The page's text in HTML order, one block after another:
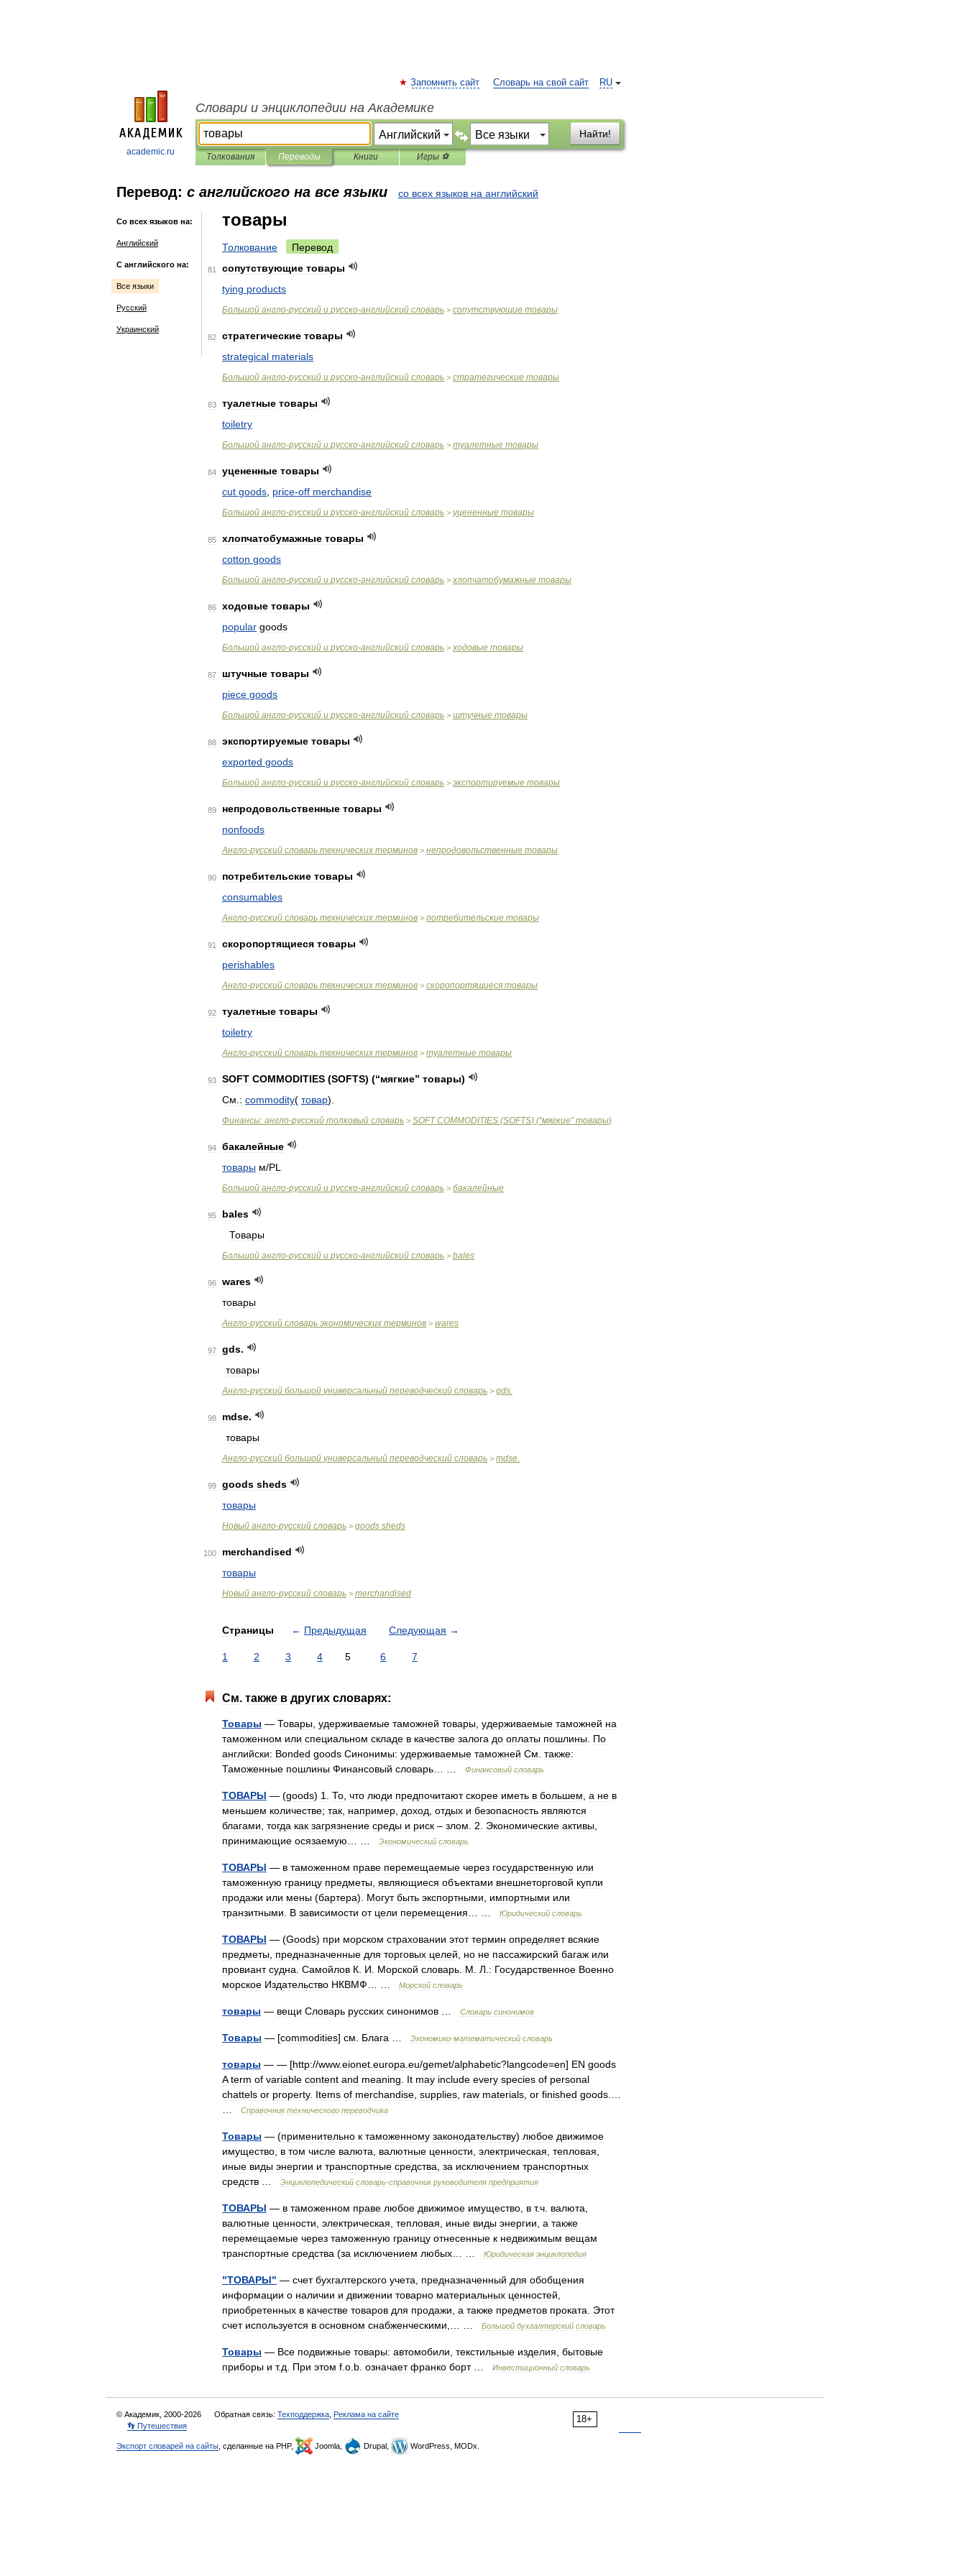
academic.ru
RU
Запомнить сайт Словарь на свой сайт
Словари и энциклопедии на Академике
Найти!
Толкования Переводы Книги Игры ⚽
Перевод: с английского на все языки со всех языков на английский
Со всех языков на:
Английский
С английского на:
Все языки
Русский
Украинский
товары
Толкование Перевод
81 сопутствующие товары
tying products
Большой англо-русский и русско-английский словарь > сопутствующие товары
82 стратегические товары
strategical materials
Большой англо-русский и русско-английский словарь > стратегические товары
83 туалетные товары
toiletry
Большой англо-русский и русско-английский словарь > туалетные товары
84 уцененные товары
cut goods price-off merchandise
Большой англо-русский и русско-английский словарь > уцененные товары
85 хлопчатобумажные товары
cotton goods
Большой англо-русский и русско-английский словарь > хлопчатобумажные товары
86 ходовые товары
popular goods
Большой англо-русский и русско-английский словарь > ходовые товары
87 штучные товары
piece goods
Большой англо-русский и русско-английский словарь > штучные товары
88 экспортируемые товары
exported goods
Большой англо-русский и русско-английский словарь > экспортируемые товары
89 непродовольственные товары
nonfoods
Англо-русский словарь технических терминов > непродовольственные товары
90 потребительские товары
consumables
Англо-русский словарь технических терминов > потребительские товары
91 скоропортящиеся товары
perishables
Англо-русский словарь технических терминов > скоропортящиеся товары
92 туалетные товары
toiletry
Англо-русский словарь технических терминов > туалетные товары
93 SOFT COMMODITIES (SOFTS) (“мягкие” товары)
См : commodity( товар).
Финансы: англо-русский толковый словарь > SOFT COMMODITIES (SOFTS) (“мягкие”товары)
94
бакалейные
товары м/PL
Большой англо-русский и русско-английский словарь > бакалейные
95
bales
Товары
Большой англо-русский и русско-английский словарь > bales
96
wares
товары
Англо-русский словарь экономических терминов > wares
97 gds.
товары
Англо-русский большой универсальный переводческий словарь > gds.
98 mdse.
товары
Англо-русский большой универсальный переводческий словарь > mdse.
99 goods sheds
товары
Новый англо-русский словарь > goods sheds
100
merchandised
товары
Новый англо-русский словарь > merchandised
Страницы ← Предыдущая Следующая →
1 2 3 4 5 6 7
См. также в других словарях:
Товары — Товары удерживаемые таможней товары удерживаемые таможней на
таможенном или специальном складе в качестве залога до оплаты пошлины По
английски: Bonded goods Синонимы: удерживаемые таможней См также:
Таможенные пошлины Финансовый словарь Финансовый словарь
ТОВАРЫ — (goods) 1 То что люди предпочитают скорее иметь в большем а не в
меньшем количестве; так например доход отдых и безопасность являются
благами тогда как загрязнение среды и риск – злом 2 Экономические активы
принимающие осязаемую Экономический словарь
ТОВАРЫ — в таможенном праве перемещаемые через государственную или
таможенную границу предметы являющиеся объектами внешнеторговой купли
продажи или мены (бартера). Могут быть экспортными импортными или
транзитными
В зависимости от цели перемещения Юридический словарь
ТОВАРЫ — (Goods) при морском страховании этот термин определяет всякие
предметы предназначенные для торговых целей но не пассажирский багаж или
провиант судна Самойлов К И Морской словарь М Л : Государственное Военно
морское Издательство НКВМФ Морской словарь
товары — вещи Словарь русских синонимов Словарь синонимов
Товары — [commodities] см Блага Экономико-математический словарь
товары — — [http://www.eionet europa eu/gemet/alphabetic?langcode=en] EN goods
A term of variable content and meaning It may include every species of personal
chattels or property. Items of merchandise supplies raw materials or finished goods
Справочник технического переводчика
Товары — (применительно к таможенному законодательству) любое движимое
имущество в том числе валюта валютные ценности электрическая тепловая
иные виды энергии и транспортные средства за исключением транспортных
средств
Энциклопедический словарь-справочник руководителя предприятия
ТОВАРЫ — в таможенном праве любое движимое имущество в т.ч валюта
валютные ценности электрическая тепловая иные виды энергии а также
перемещаемые через таможенную границу отнесенные к недвижимым вещам
транспортные средства (за исключением любых Юридическая энциклопедия
"ТОВАРЫ" — счет бухгалтерского учета предназначенный для обобщения
информации о наличии и движении товарно материальных ценностей
приобретенных в качестве товаров для продажи а также предметов проката
Этот
счет используется в основном снабженческими Большой бухгалтерский словарь
Товары — Все подвижные товары: автомобили текстильные изделия бытовые
приборы и т.д При этом f o b означает франко борт… Инвестиционный словарь
18+
© Академик, 2000-2026 Обратная связь: Техподдержка Реклама на сайте
👣 Путешествия
Экспорт словарей на сайты , сделанные на PHP, Joomla, Drupal, WordPress, MODx.